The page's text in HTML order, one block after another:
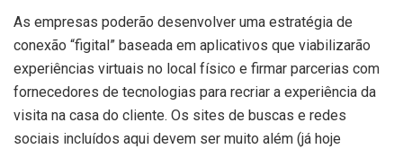
As empresas poderão desenvolver uma estratégia de
conexão “figital” baseada em aplicativos que viabilizarão
experiências virtuais no local físico e firmar parcerias com
fornecedores de tecnologias para recriar a experiência da
visita na casa do cliente. Os sites de buscas e redes
sociais incluídos aqui devem ser muito além (já hoje